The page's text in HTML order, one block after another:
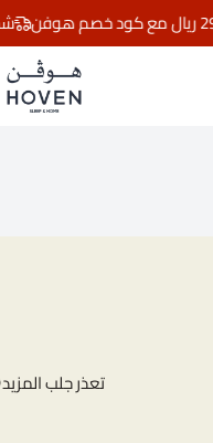
شحن
مفارش هوڤن
تعذر جلب